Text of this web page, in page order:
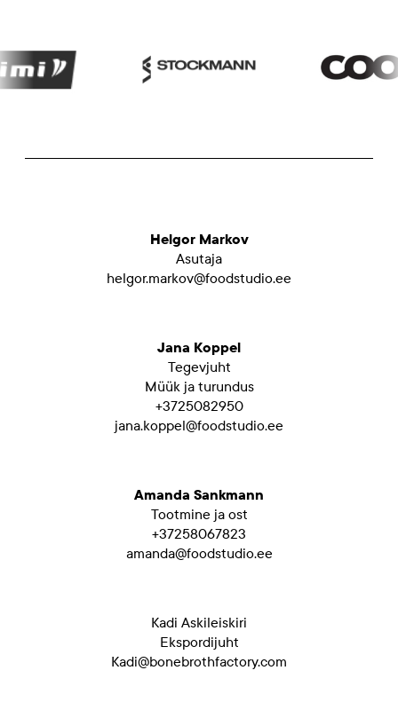
Helgor Markov
Asutaja
helgor.markov@foodstudio.ee
Jana Koppel
Tegevjuht
Müük ja turundus
+3725082950
jana.koppel@foodstudio.ee
Amanda Sankmann
Tootmine ja ost
+37258067823
amanda@foodstudio.ee
Kadi Askileiskiri
Ekspordijuht
Kadi@bonebrothfactory.com